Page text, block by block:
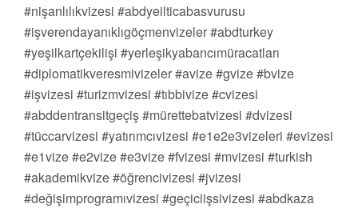
#nişanlılıkvizesi #abdyeilticabasvurusu
#işverendayanıklıgöçmenvizeler #abdturkey
#yeşilkartçekilişi #yerleşikyabancımüracatları
#diplomatikveresmivizeler #avize #gvize #bvize
#işvizesi #turizmvizesi #tıbbivize #cvizesi
#abddentransitgeçiş #mürettebatvizesi #dvizesi
#tüccarvizesi #yatırımcıvizesi #e1e2e3vizeleri #evizesi
#e1vize #e2vize #e3vize #fvizesi #mvizesi #turkish
#akademikvize #öğrencivizesi #jvizesi
#değişimprogramıvizesi #geçiciişsivizesi #abdkaza